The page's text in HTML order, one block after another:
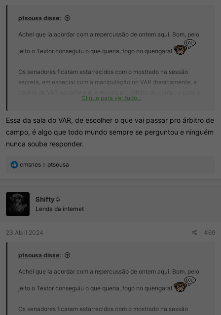
ptsousa disse:
Achei que ia acordar com a repercussão de ontem aqui. Bom, pelo
jeito o Textor conseguiu o que queria, fogo no quengaral
Os senadores ficaram estarrecidos com o mostrado na sessão
secreta, em especial com a manipulação no VAR (basicamente, a
telão, que é uma fração das imagens de diferentes ângulos
Ainda questionaram bem como a CBF e o STJD não fizeram nada
até agora.
Até quem fez pergunta em tom de ironia saiu com um semblante
Clique para ver tudo...
Essa da sala do VAR, de escolher o que vai passar pro árbitro de
campo, é algo que todo mundo sempre se perguntou e ninguém
nunca soube responder.
R
ç
õ
e
s
cmsnes e ptsousa
Shifty♤
Lenda da internet
23 Abril 2024 #69
ptsousa disse:
Achei que ia acordar com a repercussão de ontem aqui. Bom, pelo
jeito o Textor conseguiu o que queria, fogo no quengaral
Os senadores ficaram estarrecidos com o mostrado na sessão